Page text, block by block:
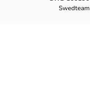
Swedteam